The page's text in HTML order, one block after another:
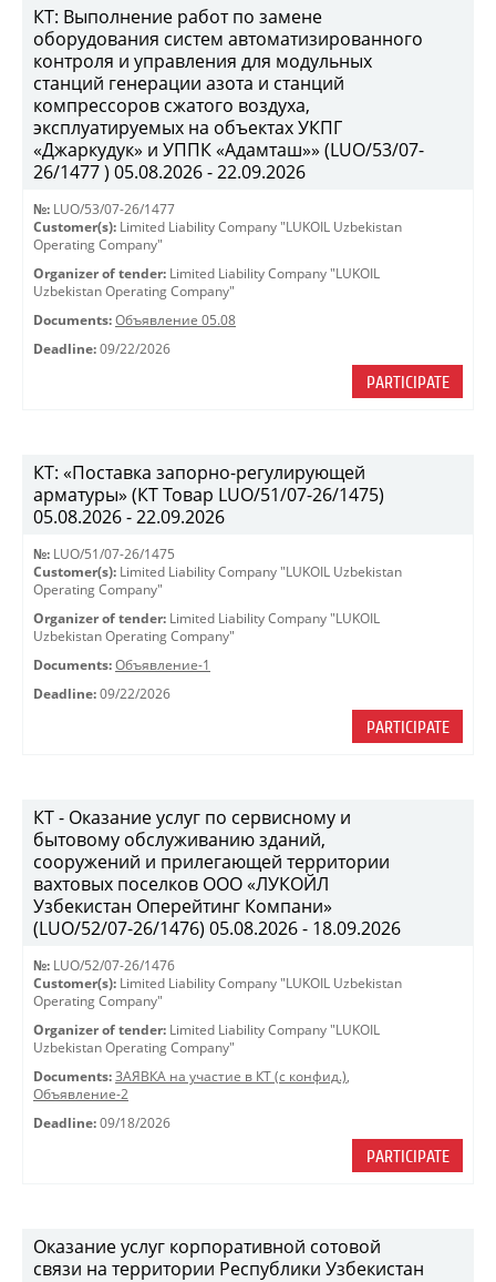
КТ: Выполнение работ по замене
оборудования систем автоматизированного
контроля и управления для модульных
станций генерации азота и станций
компрессоров сжатого воздуха,
эксплуатируемых на объектах УКПГ
«Джаркудук» и УППК «Адамташ»» (LUO/53/07-
26/1477 ) 05.08.2026 - 22.09.2026
№: LUO/53/07-26/1477
Customer(s): Limited Liability Company "LUKOIL Uzbekistan
Operating Company"
Organizer of tender: Limited Liability Company "LUKOIL
Uzbekistan Operating Company"
Documents: Объявление 05.08
Deadline: 09/22/2026
PARTICIPATE
КТ: «Поставка запорно-регулирующей
арматуры» (КТ Товар LUO/51/07-26/1475)
05.08.2026 - 22.09.2026
№: LUO/51/07-26/1475
Customer(s): Limited Liability Company "LUKOIL Uzbekistan
Operating Company"
Organizer of tender: Limited Liability Company "LUKOIL
Uzbekistan Operating Company"
Documents: Объявление-1
Deadline: 09/22/2026
PARTICIPATE
КТ - Оказание услуг по сервисному и
бытовому обслуживанию зданий,
сооружений и прилегающей территории
вахтовых поселков ООО «ЛУКОЙЛ
Узбекистан Оперейтинг Компани»
(LUO/52/07-26/1476) 05.08.2026 - 18.09.2026
№: LUO/52/07-26/1476
Customer(s): Limited Liability Company "LUKOIL Uzbekistan
Operating Company"
Organizer of tender: Limited Liability Company "LUKOIL
Uzbekistan Operating Company"
Documents: ЗАЯВКА на участие в КТ (с конфид.),
Объявление-2
Deadline: 09/18/2026
PARTICIPATE
Оказание услуг корпоративной сотовой
связи на территории Республики Узбекистан